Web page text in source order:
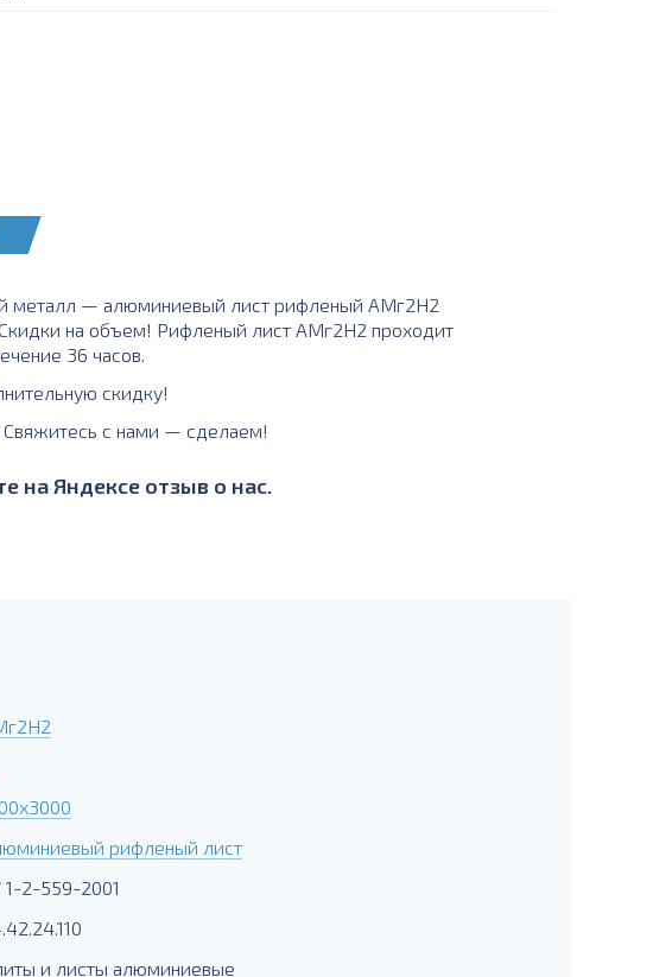
металл — алюминиевый лист рифленый АМг2Н2
на объем! Рифленый лист АМг2Н2 проходит
36 часов.
скидку!
Свяжитесь с нами — сделаем!
на Яндексе отзыв о нас.
рифленый лист
1-2-559-2001
и листы алюминиевые